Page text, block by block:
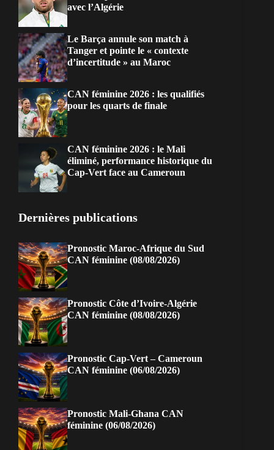
avec l’Algérie
Le Barça annule son match à
Tanger et pointe le « contexte
d’incertitude » au Maroc
CAN féminine 2026 : les qualifiés
pour les quarts de finale
CAN féminine 2026 : le Mali
éliminé, performance historique du
Cap-Vert face au Cameroun
Dernières publications
Pronostic Maroc-Afrique du Sud
CAN féminine (08/08/2026)
Pronostic Côte d’Ivoire-Algérie
CAN féminine (08/08/2026)
Pronostic Cap-Vert – Cameroun
CAN féminine (06/08/2026)
Pronostic Mali-Ghana CAN
féminine (06/08/2026)